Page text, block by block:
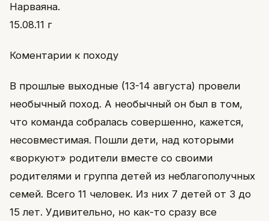
Нарваяна.
15.08.11 г
Коментарии к походу
В прошлые выходные (13-14 августа) провели
необычный поход. А необычный он был в том,
что команда собралась совершенно, кажется,
несовместимая. Пошли дети, над которыми
«воркуют» родители вместе со своими
родителями и группа детей из неблагополучных
семей. Всего 11 человек. Из них 7 детей от 3 до
15 лет. Удивительно, но как-то сразу все